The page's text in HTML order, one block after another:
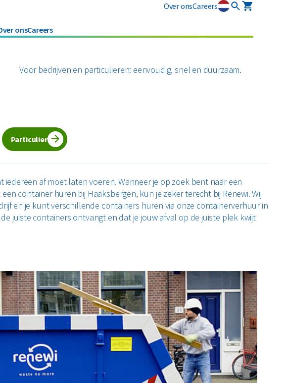
Over onsCareers
Onze diensten
Circulair+
Alle circulaire materialen
onsCareers
Voor bedrijven en particulieren: eenvoudig, snel en duurzaam.
Particulier
iedereen af moet laten voeren. Wanneer je op zoek bent naar een
container huren bij Haaksbergen, kun je zeker terecht bij Renewi. Wij
en je kunt verschillende containers huren via onze containerverhuur in
juiste containers ontvangt en dat je jouw afval op de juiste plek kwijt
puincontainer of papiercontainer
containers te huur. Bij onze containerverhuur kun je bijvoorbeeld een
huren in de buurt van Haaksbergen. Onze containerverhuur
containers in verschillende maten. Zo hebben wij altijd de juiste
ook eens aan onze speciale containers, zoals onzeswill container.